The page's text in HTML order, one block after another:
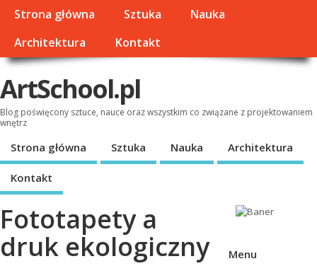
Strona główna Sztuka
Nauka
Architektura
Kontakt
ArtSchool.pl
Blog poświęcony sztuce, nauce oraz wszystkim co związane z projektowaniem
wnętrz
Strona główna Sztuka Nauka Architektura
Kontakt
Fototapety a
druk ekologiczny Menu